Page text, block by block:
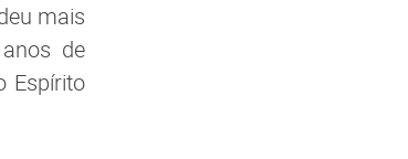
mais
de
Espírito